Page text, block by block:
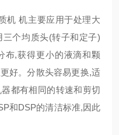
机 机主要应用于处理大
个均质头(转子和定子)
布,获得更小的液滴和颗
好。分散头容易更换,适
都有相同的转速和剪切
和DSP的清洁标准,因此